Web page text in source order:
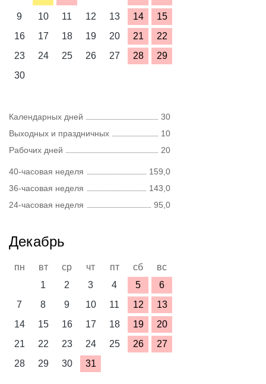
9
10 11 12 13 14
15
16
17 18 19 20 21
22
23
24 25 26 27 28
29
30
Календарных дней
30
Выходных и праздничных
10
Рабочих дней
20
40-часовая неделя
159,0
36-часовая неделя
143,0
24-часовая неделя
95,0
Декабрь
пн вт ср чт пт сб
вс
1
2 3 4 5
6
7
8 9 10 11 12
13
14
15 16 17 18 19
20
21
22 23 24 25 26
27
28
29 30 31